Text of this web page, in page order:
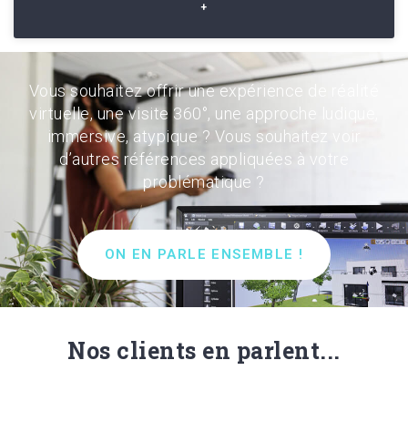
+
Vous souhaitez offrir une expérience de réalité
virtuelle, une visite 360°, une approche ludique,
immersive, atypique ? Vous souhaitez voir
d’autres références appliquées à votre
problématique ?
ON EN PARLE ENSEMBLE !
Nos clients en parlent...